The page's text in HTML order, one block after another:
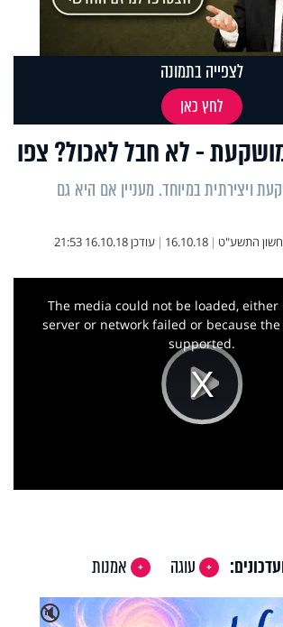
- לא חבל לאכול? צפו
ויצירתית במיוחד. מעניין אם היא גם
התשע"ט |
16.10.18
| עודכן16.10.18 21:53
לצפייה בתמונה
לחץ כאן
Play
The media could not be loaded, either
server or network failed or because
supported.
עוגה
אמנות
🔇